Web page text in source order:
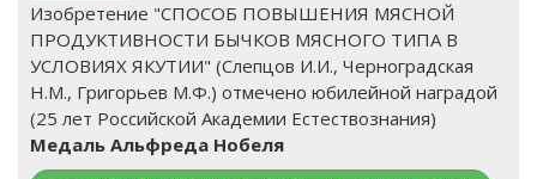
Изобретение "СПОСОБ ПОВЫШЕНИЯ МЯСНОЙ
ПРОДУКТИВНОСТИ БЫЧКОВ МЯСНОГО ТИПА В
УСЛОВИЯХ ЯКУТИИ" (Слепцов И.И., Черноградская
Н.М., Григорьев М.Ф.) отмечено юбилейной наградой
(25 лет Российской Академии Естествознания)
Медаль Альфреда Нобеля